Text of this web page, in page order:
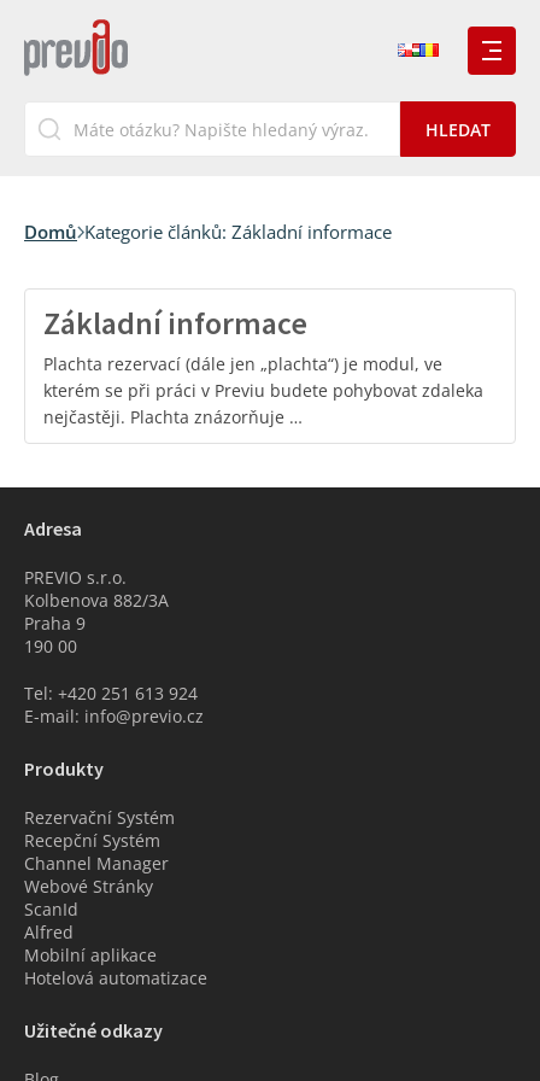
Domů Kategorie článků: Základní informace
Základní informace
Plachta rezervací (dále jen „plachta“) je modul, ve
kterém se při práci v Previu budete pohybovat zdaleka
nejčastěji. Plachta znázorňuje …
Adresa
PREVIO s.r.o.
Kolbenova 882/3A
Praha 9
190 00
Tel: +420 251 613 924
E-mail: info@previo.cz
Produkty
Rezervační Systém
Recepční Systém
Channel Manager
Webové Stránky
ScanId
Alfred
Mobilní aplikace
Hotelová automatizace
Užitečné odkazy